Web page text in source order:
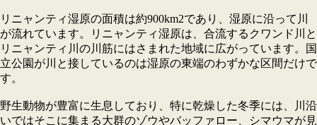
リニャンティ湿原の面積は約900km2であり、湿原に沿って川
が流れています。リニャンティ湿原は、合流するクワンド川と
リニャンティ川の川筋にはさまれた地域に広がっています。国
立公園が川と接しているのは湿原の東端のわずかな区間だけで
す。
野生動物が豊富に生息しており、特に乾燥した冬季には、川沿
いではそこに集まる大群のゾウやバッファロー、シマウマが見